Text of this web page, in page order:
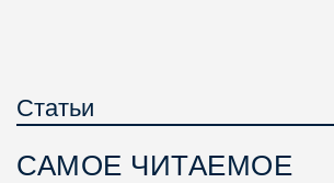
Статьи
САМОЕ ЧИТАЕМОЕ